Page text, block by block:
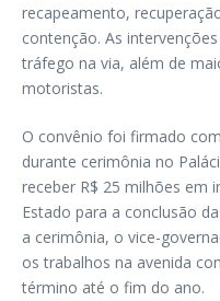
recapeamento,
contenção. As
tráfego na via, além de
motoristas.
O convênio foi firmado
durante cerimônia no
receber R$ 25 milhões em
Estado para a conclusão
a cerimônia, o vice-
os trabalhos na avenida
término até o fim do ano.